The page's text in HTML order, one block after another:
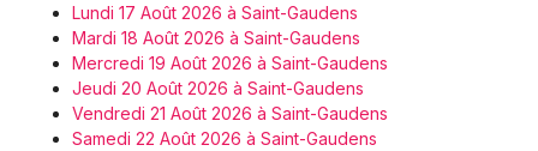
Lundi 17 Août 2026 à Saint-Gaudens
Mardi 18 Août 2026 à Saint-Gaudens
Mercredi 19 Août 2026 à Saint-Gaudens
Jeudi 20 Août 2026 à Saint-Gaudens
Vendredi 21 Août 2026 à Saint-Gaudens
Samedi 22 Août 2026 à Saint-Gaudens